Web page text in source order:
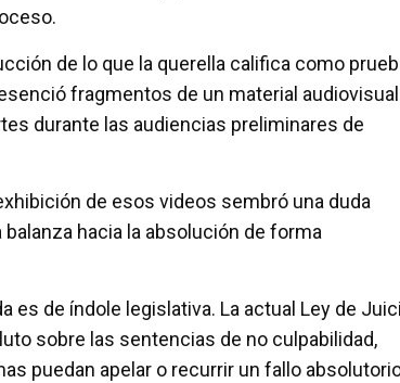
de lo que la querella califica como
fragmentos de un material audiovisual
durante las audiencias preliminares de
de esos videos sembró una duda
hacia la absolución de forma
es de índole legislativa. La actual Ley de
sobre las sentencias de no culpabilidad,
puedan apelar o recurrir un fallo